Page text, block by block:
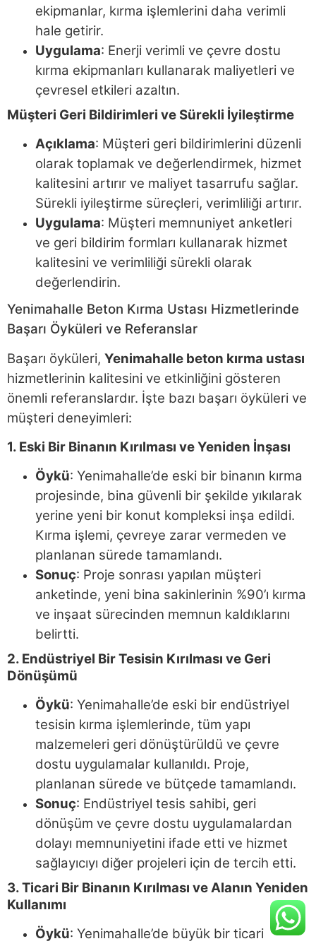
ekipmanlar, kırma işlemlerini daha verimli
hale getirir.
Uygulama: Enerji verimli ve çevre dostu
kırma ekipmanları kullanarak maliyetleri ve
çevresel etkileri azaltın.
Müşteri Geri Bildirimleri ve Sürekli İyileştirme
Açıklama: Müşteri geri bildirimlerini düzenli
olarak toplamak ve değerlendirmek, hizmet
kalitesini artırır ve maliyet tasarrufu sağlar.
Sürekli iyileştirme süreçleri, verimliliği artırır.
Uygulama: Müşteri memnuniyet anketleri
ve geri bildirim formları kullanarak hizmet
kalitesini ve verimliliği sürekli olarak
değerlendirin.
Yenimahalle Beton Kırma Ustası Hizmetlerinde
Başarı Öyküleri ve Referanslar
Başarı öyküleri, Yenimahalle beton kırma ustası
hizmetlerinin kalitesini ve etkinliğini gösteren
önemli referanslardır. İşte bazı başarı öyküleri ve
müşteri deneyimleri:
1. Eski Bir Binanın Kırılması ve Yeniden İnşası
Öykü: Yenimahalle’de eski bir binanın kırma
projesinde, bina güvenli bir şekilde yıkılarak
yerine yeni bir konut kompleksi inşa edildi.
Kırma işlemi, çevreye zarar vermeden ve
planlanan sürede tamamlandı.
Sonuç: Proje sonrası yapılan müşteri
anketinde, yeni bina sakinlerinin %90’ı kırma
ve inşaat sürecinden memnun kaldıklarını
belirtti.
2. Endüstriyel Bir Tesisin Kırılması ve Geri
Dönüşümü
Öykü: Yenimahalle’de eski bir endüstriyel
tesisin kırma işlemlerinde, tüm yapı
malzemeleri geri dönüştürüldü ve çevre
dostu uygulamalar kullanıldı. Proje,
planlanan sürede ve bütçede tamamlandı.
Sonuç: Endüstriyel tesis sahibi, geri
dönüşüm ve çevre dostu uygulamalardan
dolayı memnuniyetini ifade etti ve hizmet
sağlayıcıyı diğer projeleri için de tercih etti.
3. Ticari Bir Binanın Kırılması ve Alanın Yeniden
Kullanımı
Öykü: Yenimahalle’de büyük bir ticari